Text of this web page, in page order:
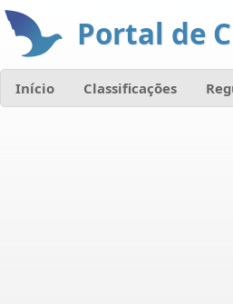
Portal de
Início Classificações